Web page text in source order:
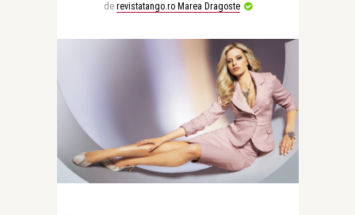
de revistatango.ro Marea Dragoste